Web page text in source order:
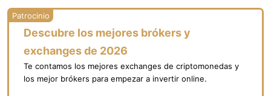
Descubre los mejores brókers y
exchanges de 2026
Te contamos los mejores exchanges de criptomonedas y
los mejor brókers para empezar a invertir online.